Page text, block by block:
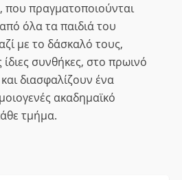
που πραγματοποιούνται
όλα τα παιδιά του
με το δάσκαλό τους,
ίδιες συνθήκες, στο πρωινό
διασφαλίζουν ένα
ακαδημαϊκό
τμήμα.